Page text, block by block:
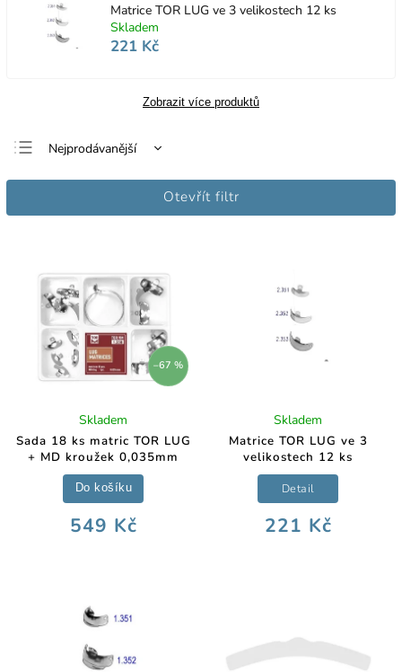
Matrice TOR LUG ve 3 velikostech 12 ks
Skladem
221 Kč
Zobrazit více produktů
Nejprodávanější
Nejlevnější
Otevřít filtr
–67 %
Sada 18 ks matric TOR LUG
+ MD kroužek 0,035mm
Skladem
549 Kč
Do košíku
Matrice TOR LUG ve 3
velikostech 12 ks
Skladem
221 Kč
Detail